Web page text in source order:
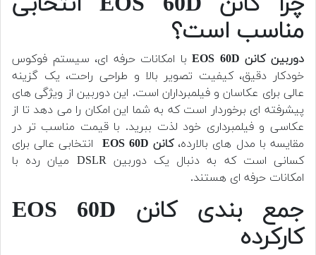
مناسب است؟
دوربین کانن EOS 60D
با امکانات حرفه ای، سیستم فوکوس
خودکار دقیق، کیفیت تصویر بالا و طراحی راحت، یک گزینه
عالی برای عکاسان و فیلمبرداران است. این دوربین از ویژگی های
پیشرفته ای برخوردار است که به شما این امکان را می دهد تا از
عکاسی و فیلمبرداری خود لذت ببرید. با قیمت مناسب تر در
مقایسه با مدل های بالارده،کانن EOS 60D
انتخابی عالی برای
کسانی است که به دنبال یک دوربین DSLR میان رده با
امکانات حرفه ای هستند.
جمع بندی کانن EOS 60D
کارکرده